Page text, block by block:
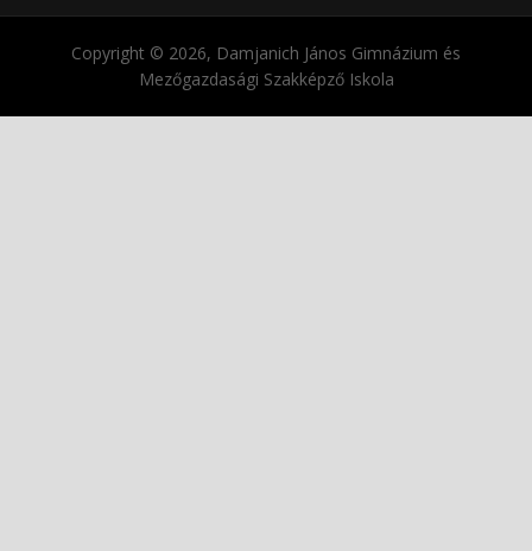
Copyright © 2026, Damjanich János Gimnázium és
Mezőgazdasági Szakképző Iskola